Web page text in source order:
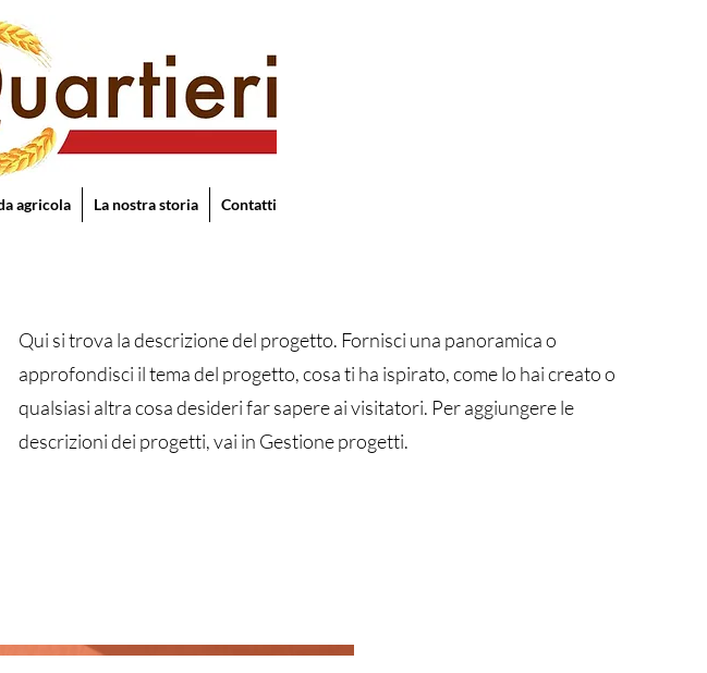
agricola La nostra storia Contatti
Qui si trova la descrizione del progetto. Fornisci una panoramica o
approfondisci il tema del progetto, cosa ti ha ispirato, come lo hai creato o
qualsiasi altra cosa desideri far sapere ai visitatori. Per aggiungere le
descrizioni dei progetti, vai in Gestione progetti.